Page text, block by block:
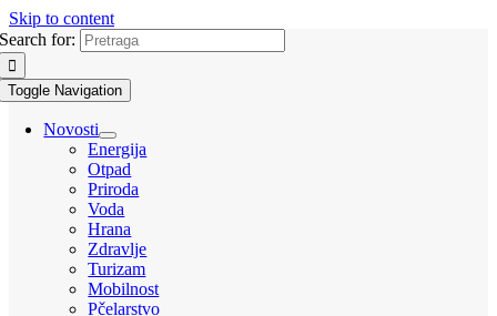
Skip to content
Search for:
Toggle Navigation
Novosti
Energija
Otpad
Priroda
Voda
Hrana
Zdravlje
Turizam
Mobilnost
Pčelarstvo